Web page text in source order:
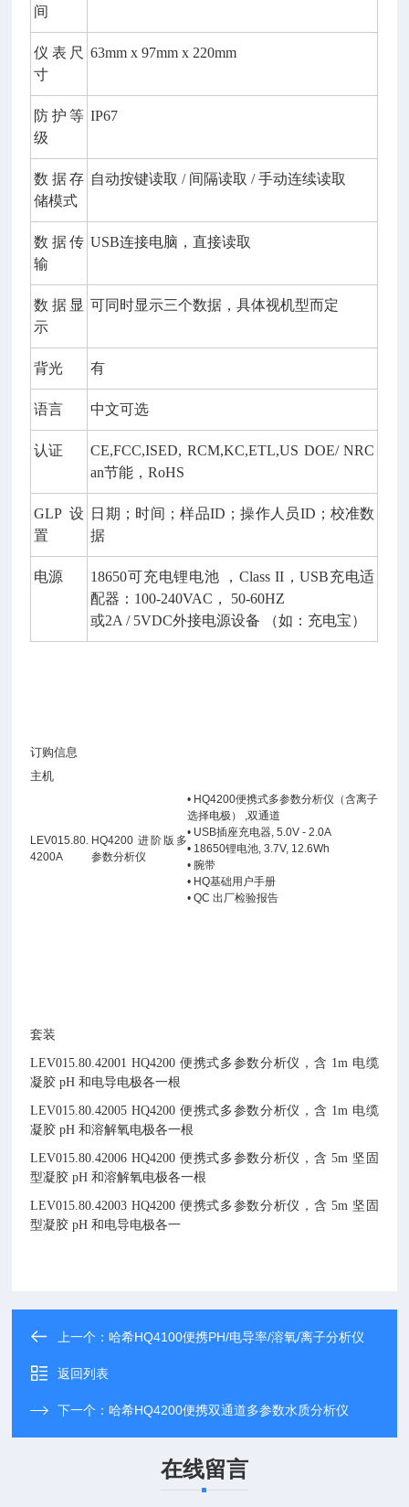
间
仪表尺
寸
63mm x 97mm x 220mm
防护等
级
IP67
数据存
储模式
自动按键读取 / 间隔读取 /手动连续读取
数据传
输
USB连接电脑，直接读取
数据显
示
可同时显示三个数据，具体视机型而定
背光 有
语言 中文可选
认证
CE,FCC,ISED, RCM,KC,ETL,US DOE/ NRC
an节能，RoHS
GLP设
置
日期；时间；样品ID ；操作人员ID ；校准数
据
电源 18650可充电锂电池 ，Class II，USB充电适
配器： 100-240VAC ，
50-60HZ
或2A / 5VDC外接电源设备 （如：充电宝）
订购信息
主机
LEV015.80.
4200A
HQ4200 进阶版多
参数分析仪
• HQ4200便携式多参数分析仪（含离子
选择电极） ,双通道
• USB插座充电器, 5.0V - 2.0A
• 18650锂电池, 3.7V, 12.6Wh
• 腕带
• HQ基础用户手册
•QC出厂检验报告
套装
LEV015.80.42001 HQ4200 便携式多参数分析仪，含 1m 电缆
凝胶pH和电导电极各一根
LEV015.80.42005 HQ4200 便携式多参数分析仪，含 1m 电缆
凝胶pH和溶解氧电极各一根
LEV015.80.42006 HQ4200 便携式多参数分析仪，含5m 坚固
型凝胶pH和溶解氧电极各一根
LEV015.80.42003 HQ4200 便携式多参数分析仪，含5m 坚固
型凝胶pH和电导电极各一
上一个：哈希HQ4100便携PH/电导率/溶氧/离子分析仪
返回列表
下一个：哈希HQ4200便携双通道多参数水质分析仪
在线留言